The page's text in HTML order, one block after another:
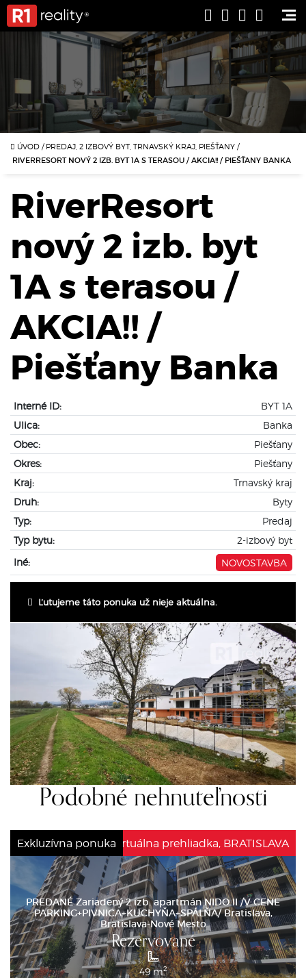
ÚVOD / PREDAJ, 2 IZBOVÝ BYT, TRNAVSKÝ KRAJ, PIEŠŤANY /
RIVERRESORT NOVÝ 2 IZB. BYT 1A S TERASOU / AKCIA!! / PIEŠŤANY BANKA
RiverResort
nový 2 izb. byt
1A s terasou /
AKCIA!! /
Piešťany Banka
Interné ID:
BYT 1A
Ulica:
Banka
Obec:
Piešťany
Okres:
Piešťany
Kraj:
Trnavský kraj
Druh:
Byty
Typ:
Predaj
Typ bytu:
2-izbový byt
Iné:
NOVOSTAVBA
Ľutujeme táto ponuka už nieje aktuálna.
Podobné nehnuteľnosti
Exkluzívna ponuka
PREDANÉ Zariadený 2 izb. apartmán NIDO II /V CENE
PARKING+PIVNICA+KUCHYŇA+SPÁLŇA/ Bratislava,
Bratislava-Nové Mesto
Rezervované
49 m2
Virtuálna prehliadka, BRATISLAVA